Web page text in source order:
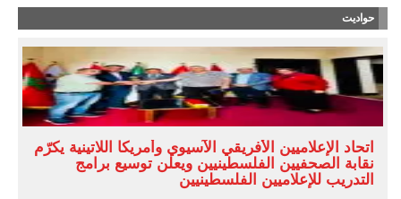
حواديت
اتحاد الإعلاميين الأفريقي الآسيوي وأمريكا اللاتينية يكرّم
نقابة الصحفيين الفلسطينيين ويعلن توسيع برامج
التدريب للإعلاميين الفلسطينيين